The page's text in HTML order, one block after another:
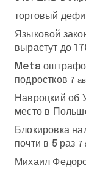
торговый
Языковой
вырастут до
Meta
подростков 7
Навроцкий об
место в
Блокировка
почти в 5 раз 7
Михаил